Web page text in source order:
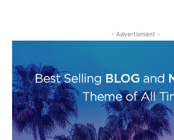
- Advertisment -